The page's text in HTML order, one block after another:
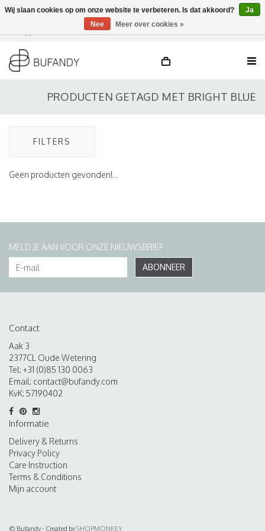
DE / EN
PRODUCTEN GETAGD MET BRIGHT BLUE
FILTERS
Geen producten gevonden!...
MELD JE AAN VOOR ONZE NIEUWSBRIEF
ABONNEER
Contact
Aak 3
2377CL Oude Wetering
Tel: +31 (0)85 130 0063
Email: contact@bufandy.com
KvK: 57190402
Informatie
Delivery & Returns
Privacy Policy
Care Instruction
Terms & Conditions
Mijn account
© Bufandy - Created bySHOPMONKEY
Wij slaan cookies op om onze website te verbeteren. Is dat akkoord?
Ja
Nee
Meer over cookies »